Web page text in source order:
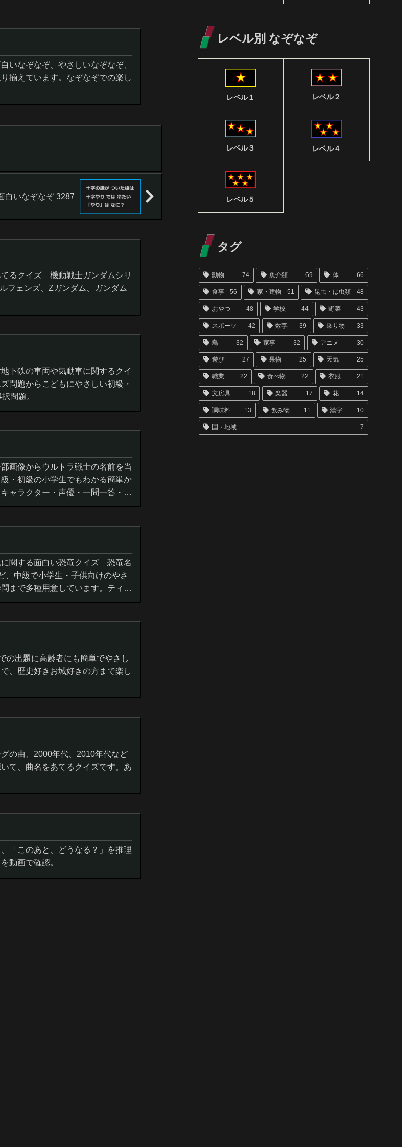
いなぞなぞ、やさしいなぞなぞ、
揃えています。なぞなぞでの楽し
白いなぞなぞ 3287
るクイズ 機動戦士ガンダムシリ
フェンズ、Zガンダム、ガンダム
下鉄の車両や気動車に関するクイ
問題からこどもにやさしい初級・
問題。
画像からウルトラ戦士の名前を当
初級の小学生でもわかる簡単か
ャラクター・声優・一問一答・3
関する面白い恐竜クイズ 恐竜名
、中級で小学生・子供向けのやさ
まで多種用意しています。ティラ
ルス,モササ...
の出題に高齢者にも簡単でやさし
、歴史好きお城好きの方まで楽し
の曲、2000年代、2010年代など
て、曲名をあてるクイズです。あ
「このあと、どうなる？」を推理
動画で確認。
レベル別 なぞなぞ
レベル１ レベル２
レベル３ レベル４
レベル５
タグ
動物 74 魚介類 69 体 66
食事 56 家・建物 51 昆虫・は虫類 48
おやつ 48 学校 44 野菜 43
スポーツ 42 数字 39 乗り物 33
鳥 32 家事 32 アニメ 30
遊び 27 果物 25 天気 25
職業 22 食べ物 22 衣服 21
文房具 18 楽器 17 花 14
調味料 13 飲み物 11 漢字 10
国・地域 7